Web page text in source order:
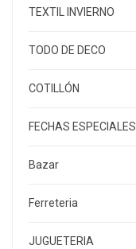
TEXTIL INVIERNO
TODO DE DECO
COTILLÓN
FECHAS ESPECIALES
Bazar
Ferreteria
JUGUETERIA